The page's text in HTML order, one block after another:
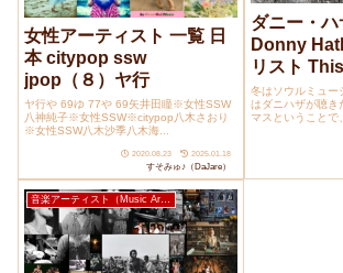
女性アーティスト 一覧 日
本 citypop ssw
jpop（８）ヤ行
ヤ行や 69ゆ 77や 69矢井田瞳※女性SSW
八神純子※女性SSW※citypop八木さおり
※女性SSW八木沙季八木海...
2020.08.23 2025.01.18
すそみゅ♪（DaJare）
ダニー・ハ
Donny
リスト
冬はソウルミュー
はダニハザが聴き
マスということで
音楽アーティスト（Music Artists）